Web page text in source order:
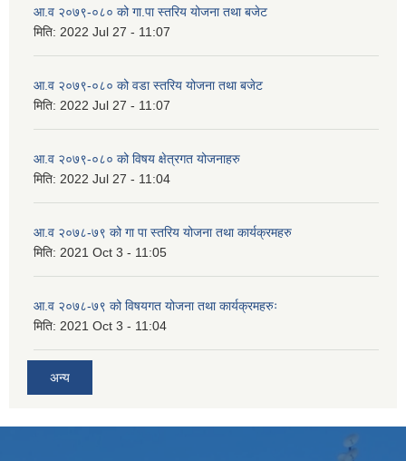
आ.व २०७९-०८० को गा.पा स्तरिय योजना तथा बजेट
मिति: 2022 Jul 27 - 11:07
आ.व २०७९-०८० को वडा स्तरिय योजना तथा बजेट
मिति: 2022 Jul 27 - 11:07
आ.व २०७९-०८० को विषय क्षेत्रगत योजनाहरु
मिति: 2022 Jul 27 - 11:04
आ.व २०७८-७९ को गा पा स्तरिय योजना तथा कार्यक्रमहरु
मिति: 2021 Oct 3 - 11:05
आ.व २०७८-७९ को विषयगत योजना तथा कार्यक्रमहरुः
मिति: 2021 Oct 3 - 11:04
अन्य